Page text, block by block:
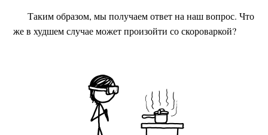
Таким образом, мы получаем ответ на наш вопрос. Что
же в худшем случае может произойти со скороваркой?